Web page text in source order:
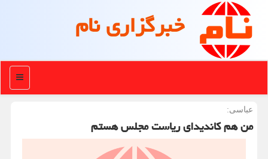
خبرگزاری نام
منو
عباسی:
من هم كاندیدای ریاست مجلس هستم